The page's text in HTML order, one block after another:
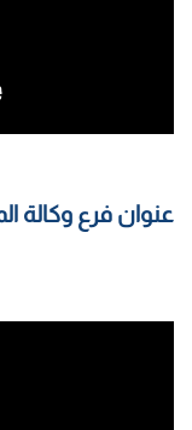
عنوان فرع وكالة